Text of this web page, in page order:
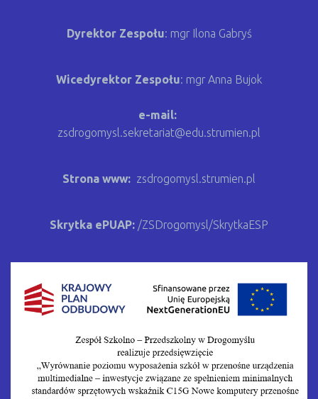
Dyrektor Zespołu: mgr Ilona Gabryś
Wicedyrektor Zespołu: mgr Anna Bujok
e-mail:
zsdrogomysl.sekretariat@edu.strumien.pl
Strona www: zsdrogomysl.strumien.pl
Skrytka ePUAP: /ZSDrogomysl/SkrytkaESP